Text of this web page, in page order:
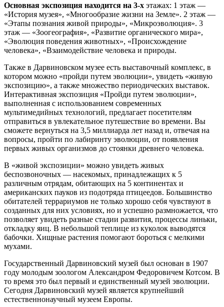
Основная экспозиция находится на 3-х этажах: 1 этаж —
«История музея», «Многообразие жизни на Земле». 2 этаж —
«Этапы познания живой природы», «Микроэволюция». 3
этаж — «Зоогеография», «Развитие органического мира»,
«Эволюция поведения животных», «Происхождение
человека», «Взаимодействие человека и природы.
Также в Дарвиновском музее есть выставочный комплекс, в
котором можно «пройди путем эволюции», увидеть «живую
экспозицию», а также множество периодических выставок.
Интерактивная экспозиция «Пройди путем эволюции»,
выполненная с использованием современных
мультимедийных технологий, предлагает посетителям
отправиться в увлекательное путешествие во времени. Вы
сможете вернуться на 3,5 миллиарда лет назад и, отвечая на
вопросы, пройти по лабиринту эволюции, от появления
первых живых организмов до стоянки древнего человека.
В «живой экспозиции» можно увидеть живых
беспозвоночных — насекомых, принадлежащих к 5
различным отрядам, обитающих на 5 континентах и
американских пауков из подотряда птицеедов. Большинство
обитателей террариумов не только хорошо себя чувствуют в
созданных для них условиях, но и успешно размножается, что
позволяет увидеть разные стадии развития, процессы линьки,
откладку яиц. В небольшой теплице из куколок выводятся
бабочки. Хищные растения помогают бороться с мелкими
мухами.
Государственный Дарвиновский музей был основан в 1907
году молодым зоологом Александром Федоровичем Котсом. В
то время это был первый и единственный музей эволюции.
Сегодня Дарвиновский музей является крупнейший
естественнонаучный музеем Европы.